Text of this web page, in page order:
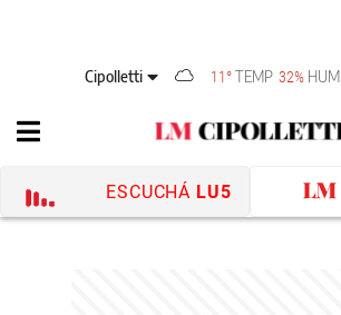
Cipolletti 11° TEMP 32% HUM
ESCUCHÁ LU5